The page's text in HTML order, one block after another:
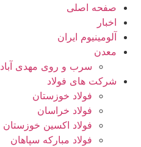
صفحه اصلی
اخبار
آلومینیوم ایران
معدن
سرب و روی مهدی آباد
شرکت های فولاد
فولاد خوزستان
فولاد خراسان
فولاد اکسین خوزستان
فولاد مبارکه سپاهان